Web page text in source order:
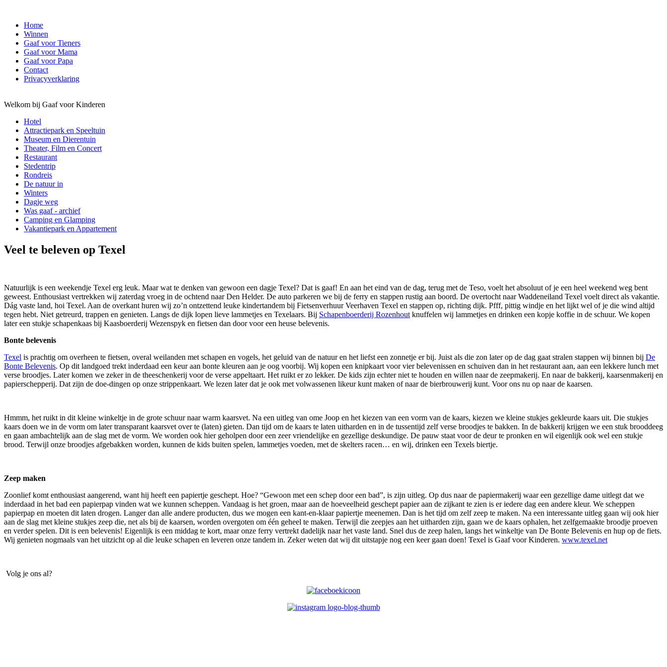
Home
Winnen
Gaaf voor Tieners
Gaaf voor Mama
Gaaf voor Papa
Contact
Privacyverklaring
Welkom bij Gaaf voor Kinderen
Hotel
Attractiepark en Speeltuin
Museum en Dierentuin
Theater, Film en Concert
Restaurant
Stedentrip
Rondreis
De natuur in
Winters
Dagje weg
Was gaaf - archief
Camping en Glamping
Vakantiepark en Appartement
Veel te beleven op Texel
Natuurlijk is een weekendje Texel erg leuk. Maar wat te denken van gewoon een dagje Texel? Dat is gaaf! En aan het eind van de dag, terug met de Teso, voelt het absoluut of je een heel weekend weg bent
geweest. Enthousiast vertrekken wij zaterdag vroeg in de ochtend naar Den Helder. De auto parkeren we bij de ferry en stappen rustig aan boord. De overtocht naar Waddeneiland Texel voelt direct als vakantie.
Dág vaste land, hoi Texel. Aan de overkant huren wij zo’n ontzettend leuke kindertandem bij Fietsenverhuur Veerhaven Texel en stappen op, richting dijk. Pfff, pittig windje en het lijkt wel of je die wind altijd
tegen hebt. Niet getreurd, trappen en genieten. Langs de dijk lopen lieve lammetjes en Texelaars. Bij Schapenboerderij Rozenhout knuffelen wij lammetjes en drinken een kopje koffie in de schuur. We kopen
later een stukje schapenkaas bij Kaasboerderij Wezenspyk en fietsen dan door voor een heuse belevenis.
Bonte belevenis
Texel is prachtig om overheen te fietsen, overal weilanden met schapen en vogels, het geluid van de natuur en het liefst een zonnetje er bij. Juist als die zon later op de dag gaat stralen stappen wij binnen bij De
Bonte Belevenis. Op dit landgoed trekt inderdaad een keur aan bonte kleuren aan je oog voorbij. Wij kopen een knipkaart voor vier belevenissen en schuiven dan in het restaurant aan, aan een lekkere lunch met
verse broodjes. Later komen we zeker in de theeschenkerij voor de verse appeltaart. Het ruikt er zo lekker. De kids zijn echter niet te houden en willen naar de zeepmakerij. En naar de bakkerij, kaarsenmakerij en
papierschepperij. Dat zijn de doe-dingen op onze strippenkaart. We lezen later dat je ook met volwassenen likeur kunt maken of naar de bierbrouwerij kunt. Voor ons nu op naar de kaarsen.
Hmmm, het ruikt in dit kleine winkeltje in de grote schuur naar warm kaarsvet. Na een uitleg van ome Joop en het kiezen van een vorm van de kaars, kiezen we kleine stukjes gekleurde kaars uit. Die stukjes
kaars doen we in de vorm om later transparant kaarsvet over te (laten) gieten. Dan tijd om de kaars te laten uitharden en in de tussentijd zelf verse broodjes te bakken. In de bakkerij krijgen we een stuk brooddeeg
en gaan ambachtelijk aan de slag met de vorm. We worden ook hier geholpen door een zeer vriendelijke en gezellige deskundige. De pauw staat voor de deur te pronken en wil eigenlijk ook wel een stukje
brood. Terwijl onze broodjes afgebakken worden, kunnen de kids buiten spelen, lammetjes voeden, met de skelters racen… en wij, drinken een Texels biertje.
Zeep maken
Zoonlief komt enthousiast aangerend, want hij heeft een papiertje geschept. Hoe? “Gewoon met een schep door een bad”, is zijn uitleg. Op dus naar de papiermakerij waar een gezellige dame uitlegt dat we
inderdaad in het bad een papierpap vinden wat we kunnen scheppen. Vandaag is het groen, maar aan de hoeveelheid geschept papier aan de zijkant te zien is er iedere dag een andere kleur. We scheppen
papierpap en moeten dit laten drogen. Langer dan alle andere producten, dus we mogen een kant-en-klaar papiertje meenemen. Dan is het tijd om zelf zeep te maken. Na een interessante uitleg gaan wij ook hier
aan de slag met kleine stukjes zeep die, net als bij de kaarsen, worden overgoten om één geheel te maken. Terwijl die zeepjes aan het uitharden zijn, gaan we de kaars ophalen, het zelfgemaakte broodje proeven
en verder spelen. Dit is een belevenis! Eigenlijk is een middag te kort, maar onze ferry vertrekt dadelijk naar het vaste land. Snel dus de zeep halen, langs het winkeltje van De Bonte Belevenis en hup op de fiets.
Wij genieten nogmaals van het uitzicht op al die leuke schapen en leveren onze tandem in. Zeker weten dat wij dit uitstapje nog een keer gaan doen! Texel is Gaaf voor Kinderen. www.texel.net
Volg je ons al?